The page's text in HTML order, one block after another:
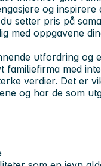
og inspirere
setter pris på
med oppgavene
utfordring og
familiefirma med
verdier. Det er
og har de som